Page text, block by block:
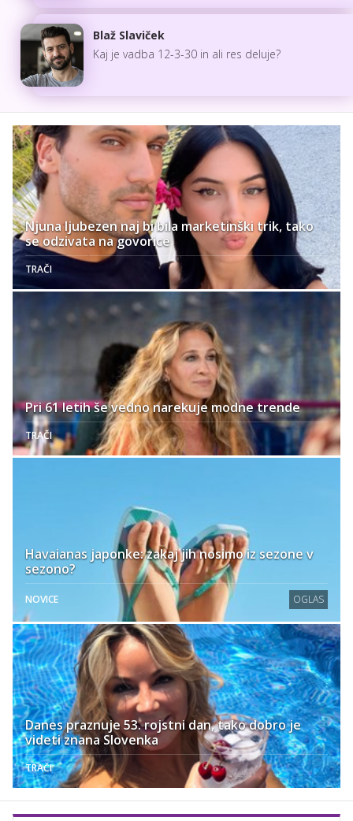
Blaž Slaviček
Kaj je vadba 12-3-30 in ali res deluje?
Njuna ljubezen naj bi bila marketinški trik, tako
se odzivata na govorice
TRAČI
Pri 61 letih še vedno narekuje modne trende
TRAČI
Havaianas japonke: zakaj jih nosimo iz sezone v
sezono?
NOVICE OGLAS
Danes praznuje 53. rojstni dan, tako dobro je
videti znana Slovenka
TRAČI